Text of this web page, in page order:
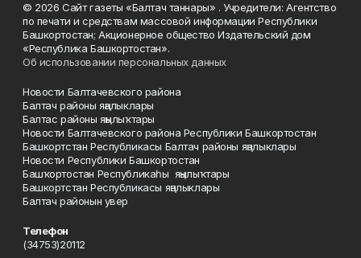
© 2026 Сайт газеты «Балтач таннары» . Учредители: Агентство
по печати и средствам массовой информации Республики
Башкортостан; Акционерное общество Издательский дом
«Республика Башкортостан».
Об использовании персональных данных
Новости Балтачевского района
Балтач районы яңалыклары
Балтас районы яңылыҡтары
Новости Балтачевского района Республики Башкортостан
Башкортстан Республикасы Балтач районы яңалыклары
Новости Республики Башкортостан
Башҡортостан Республикаһы яңылыҡтары
Башкортстан Республикасы яңалыклары
Балтач районын увер
Телефон
(34753)20112